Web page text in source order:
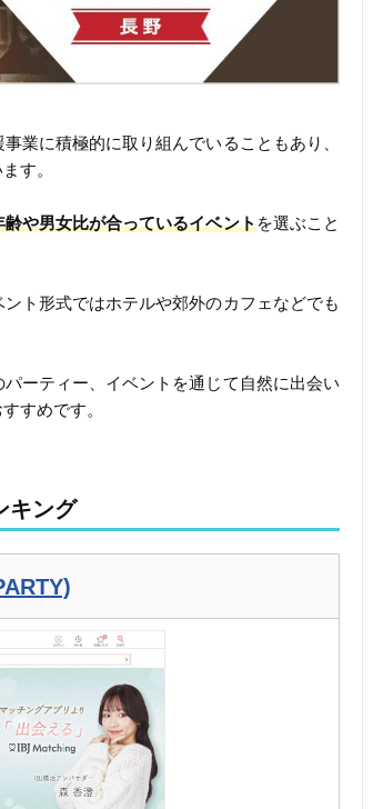
業に積極的に取り組んでいることもあり、
す。
齢や男女比が合っているイベントを選ぶこと
ント形式ではホテルや郊外のカフェなどでも
ーティー、イベントを通じて自然に出会い
すめです。
キング